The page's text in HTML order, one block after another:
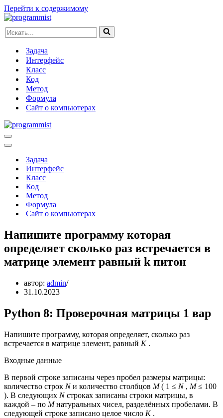
Перейти к содержимому
Искать...
Задача
Интерфейс
Класс
Код
Метод
Формула
Сайт о компьютерах
Меню
навигации
Меню
навигацииЗадача
Интерфейс
Класс
Код
Метод
Формула
Сайт о компьютерах
Напишите программу которая
определяет сколько раз встречается в
матрице элемент равный k питон
автор: admin
31.10.2023
Python 8: Проверочная матрицы 1 вар
Напишите программу, которая определяет, сколько раз
встречается в матрице элемент, равный K.
Входные данные
В первой строке записаны через пробел размеры матрицы:
количество строк Nи количество столбцов M( 1 ≤ N, M≤ 100
). В следующих Nстроках записаны строки матрицы, в
каждой – по Mнатуральных чисел, разделённых пробелами. В
следующей строке записано целое число K.